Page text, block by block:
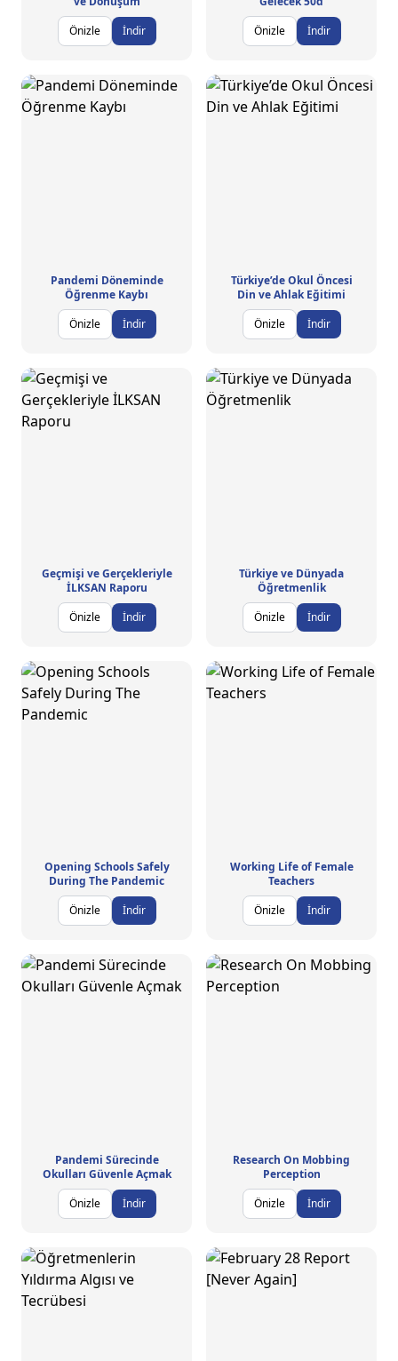
Önizle
İndir
Önizle
İndir
Pandemi Döneminde
Öğrenme Kaybı
Önizle
İndir
Türkiye’de Okul Öncesi
Din ve Ahlak Eğitimi
Önizle
İndir
Geçmişi ve Gerçekleriyle
İLKSAN Raporu
Önizle
İndir
Türkiye ve Dünyada
Öğretmenlik
Önizle
İndir
Opening Schools Safely
During The Pandemic
Önizle
İndir
Working Life of Female
Teachers
Önizle
İndir
Pandemi Sürecinde
Okulları Güvenle Açmak
Önizle
İndir
Research On Mobbing
Perception
Önizle
İndir